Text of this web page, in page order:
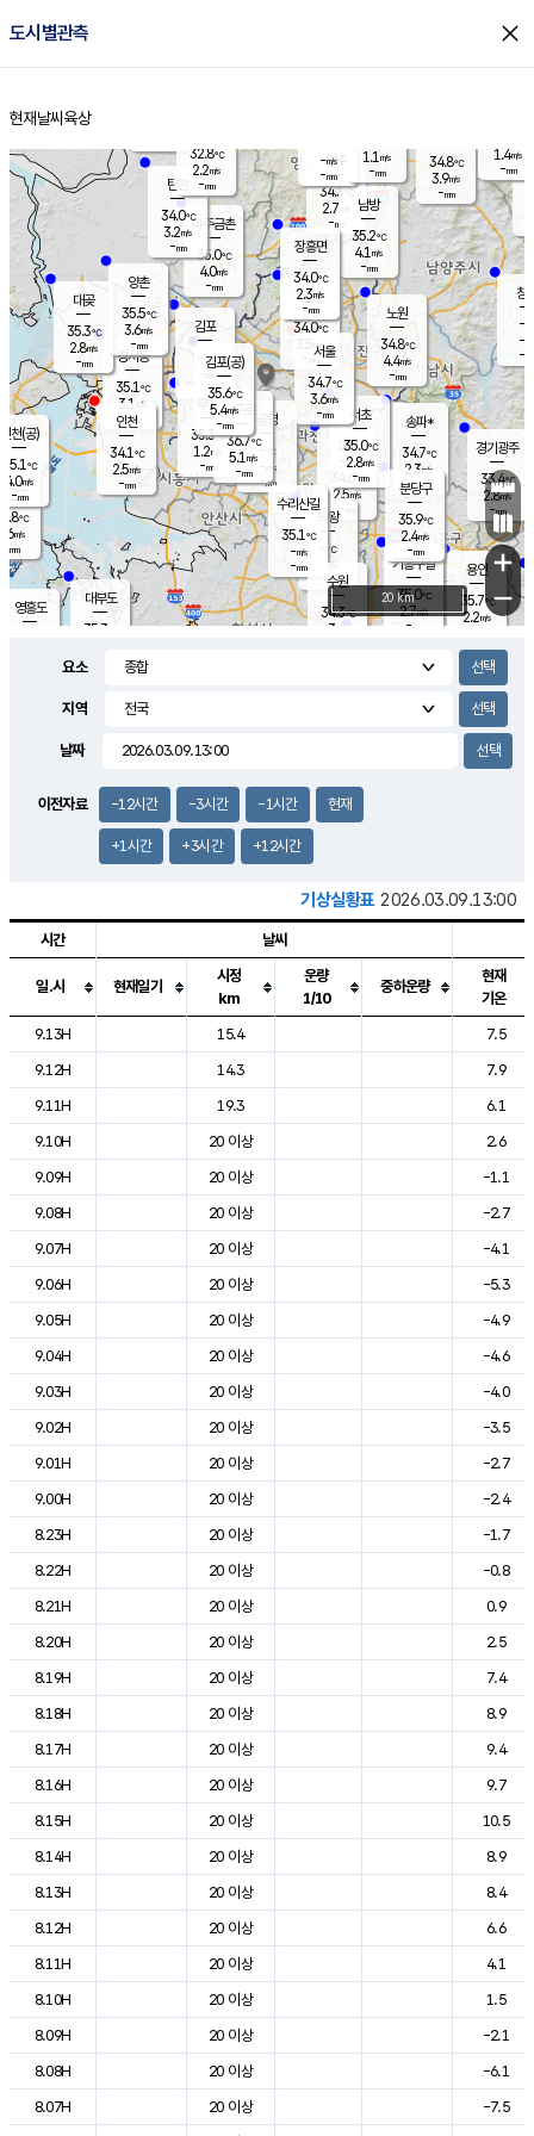
도시별관측 close
홈
현재날씨 육상
의도
℃
m/s
mm
영흥도
양주
34.3℃
2.7
-mm
과천
34.6℃
2.5m/s
- mm
용인
35.7℃
2.2m/s
경기광주
33.4℃
2.8m/s
-mm
2.7m/s
대부도
35.3
경서동
35.1℃
3.1 m/s
-mm
파주금촌
35.0℃
4.0m/s
-mm
34.8℃
3.9m/s
-mm
대곶
35.3℃
2.8m/s
-mm
창
-
-m/
-
탄현
34.0℃
3.2m/s
-mm
1.4m/s
-mm
의왕
- ℃
m/s
mm
김포
- ℃
-m/s
mm
광명
- ℃
-m/s
-mm
부천
35.3℃
1.2m/s
-mm
양촌
35.5℃
3.6m/s
-mm
구로
36.7℃
5.1 m/s
-mm
은평
34.0℃
3.5 m/s
- mm
노원
34.8℃
4.4m/s
-mm
송파*
34.7℃
2.3m/s
-mm
서초
35.0℃
2.8m/s
-mm
남방
35.2℃
4.1 m/s
-mm
기흥구갈
35.0℃
2.7m/s
-
수리산길
35.1℃
-m/s
-mm
분당구
35.9℃
2.4m/s
-mm
장흥면
34.0℃
2.3m/s
-mm
-m/s
-mm
인천(공)
35.1℃
4.0m/s
-mm
김포(공)
35.6℃
5.4m/s
-mm
수원
34.3℃
3 m/s
인천
34.1℃
2.5m/s
-mm
서울
34.7℃
3.6m/s
-mm
32.8℃
2.2m/s
-mm
1.1 m/s
-mm
+
−
20 km
요소
지역
날짜
이전자료 -12시간 -3시간 -1시간 현재
+1시간 +3시간 +12시간
기상실황표 2026.03.09.13:00
도시별 기상실황표로 지점, 날씨, 기온, 강수, 바람, 기압등을 안내한 표입
시간 날씨
일.시 현재일기
시정
km
운량
1/10
중하운량
현재
기온
9.13H
15.4
7.5
9.12H
14.3
7.9
9.11H
19.3
6.1
9.10H
20 이상
2.6
9.09H
20 이상
-1.1
9.08H
20 이상
-2.7
9.07H
20 이상
-4.1
9.06H
20 이상
-5.3
9.05H
20 이상
-4.9
9.04H
20 이상
-4.6
9.03H
20 이상
-4.0
9.02H
20 이상
-3.5
9.01H
20 이상
-2.7
9.00H
20 이상
-2.4
8.23H
20 이상
-1.7
8.22H
20 이상
-0.8
8.21H
20 이상
0.9
8.20H
20 이상
2.5
8.19H
20 이상
7.4
8.18H
20 이상
8.9
8.17H
20 이상
9.4
8.16H
20 이상
9.7
8.15H
20 이상
10.5
8.14H
20 이상
8.9
8.13H
20 이상
8.4
8.12H
20 이상
6.6
8.11H
20 이상
4.1
8.10H
20 이상
1.5
8.09H
20 이상
-2.1
8.08H
20 이상
-6.1
8.07H
20 이상
-7.5